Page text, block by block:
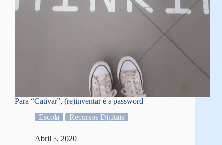
Para “Cativar”, (re)inventar é a password
Escola
Recursos Digitais
Abril 3, 2020